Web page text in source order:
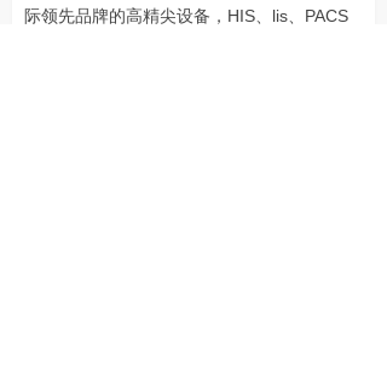
际领先品牌的高精尖设备，HIS、lis、PACS